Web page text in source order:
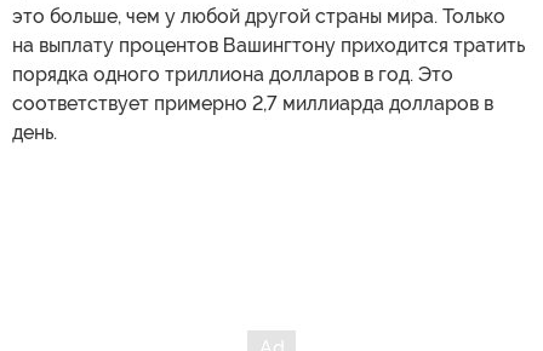
это больше, чем у любой другой страны мира. Только
на выплату процентов Вашингтону приходится тратить
порядка одного триллиона долларов в год. Это
соответствует примерно 2,7 миллиарда долларов в
день.